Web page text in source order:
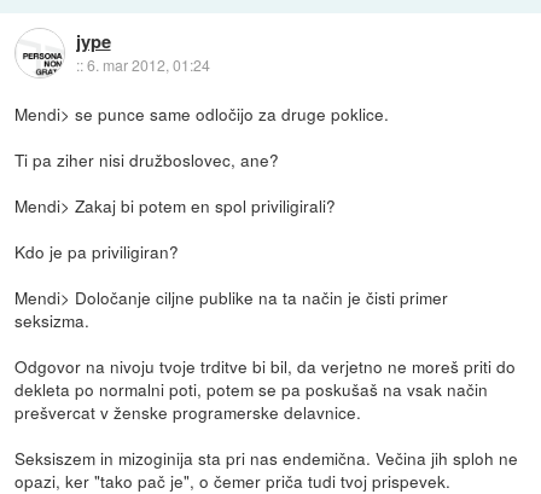
jype
::6. mar 2012, 01:24
Mendi> se punce same odločijo za druge poklice.
Ti pa ziher nisi družboslovec, ane?
Mendi> Zakaj bi potem en spol priviligirali?
Kdo je pa priviligiran?
Mendi> Določanje ciljne publike na ta način je čisti primer
seksizma.
Odgovor na nivoju tvoje trditve bi bil, da verjetno ne moreš priti do
dekleta po normalni poti, potem se pa poskušaš na vsak način
prešvercat v ženske programerske delavnice.
Seksiszem in mizoginija sta pri nas endemična. Večina jih sploh ne
opazi, ker "tako pač je", o čemer priča tudi tvoj prispevek.